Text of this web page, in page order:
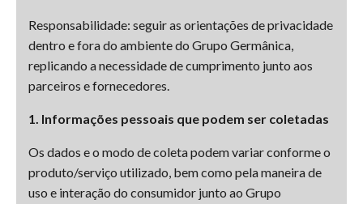
Responsabilidade: seguir as orientações de privacidade
dentro e fora do ambiente do Grupo Germânica,
replicando a necessidade de cumprimento junto aos
parceiros e fornecedores.
1. Informações pessoais que podem ser coletadas
Os dados e o modo de coleta podem variar conforme o
produto/serviço utilizado, bem como pela maneira de
uso e interação do consumidor junto ao Grupo